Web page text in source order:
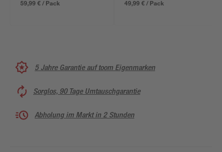
59,99 € / Pack
49,99 € / Pack
5 Jahre Garantie auf toom Eigenmarken
Sorglos, 90 Tage Umtauschgarantie
Abholung im Markt in 2 Stunden